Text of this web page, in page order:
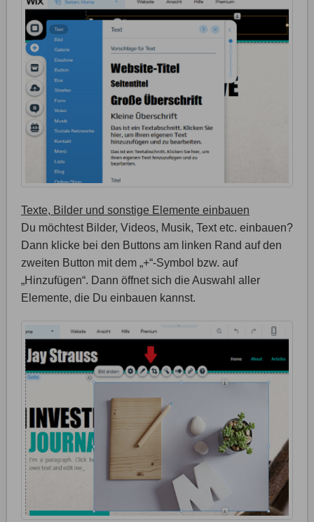
Texte, Bilder und sonstige Elemente einbauen
Du möchtest Bilder, Videos, Musik, Text etc. einbauen?
Dann klicke bei den Buttons am linken Rand auf den
zweiten Button mit dem „+“-Symbol bzw. auf
„Hinzufügen“. Dann öffnet sich die Auswahl aller
Elemente, die Du einbauen kannst.